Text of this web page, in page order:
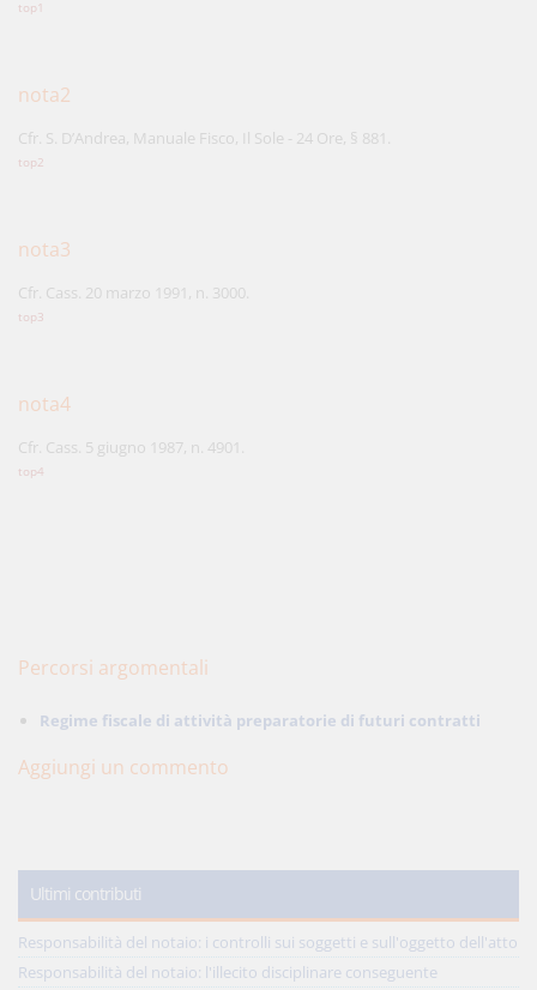
top1
nota2
Cfr. S. D’Andrea, Manuale Fisco, Il Sole - 24 Ore, § 881.
top2
nota3
Cfr. Cass. 20 marzo 1991, n. 3000.
top3
nota4
Cfr. Cass. 5 giugno 1987, n. 4901.
top4
Percorsi argomentali
Regime fiscale di attività preparatorie di futuri contratti
Aggiungi un commento
Ultimi contributi
Responsabilità del notaio: i controlli sui soggetti e sull'oggetto dell'atto
Responsabilità del notaio: l'illecito disciplinare conseguente